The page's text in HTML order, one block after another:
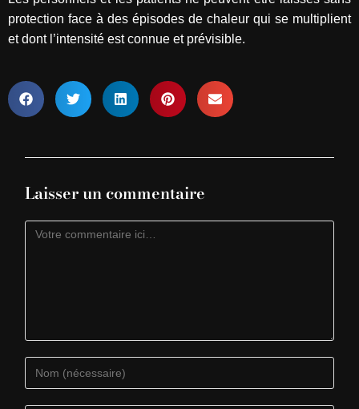
protection face à des épisodes de chaleur qui se multiplient
et dont l’intensité est connue et prévisible.
Laisser un commentaire